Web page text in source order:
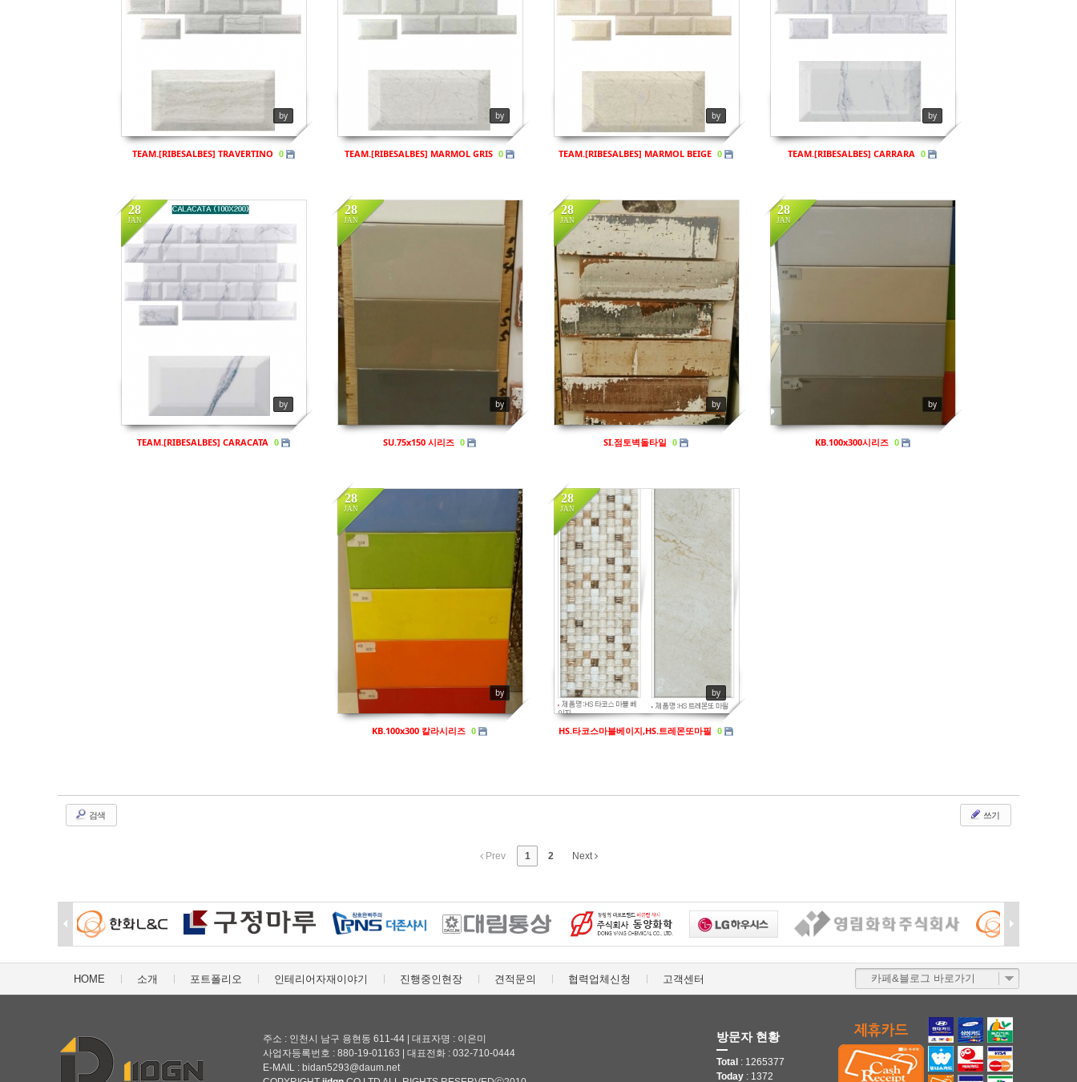
by
TEAM.[RIBESALBES] TRAVERTINO 0
by
TEAM.[RIBESALBES] MARMOL GRIS 0
by
TEAM.[RIBESALBES] MARMOL BEIGE 0
by
TEAM.[RIBESALBES] CARRARA 0
28
JAN
by
TEAM.[RIBESALBES] CARACATA 0
28
JAN
by
SU.75x150 시리즈 0
28
JAN
by
SI.점토벽돌타일 0
28
JAN
by
KB.100x300시리즈 0
28
JAN
by
in
KB.100x300 칼라시리즈 0
28
JAN
by
비규격
Views808
HS.타코스마블베이지,HS.트레몬또마필 0
검색 쓰기
Prev 1 2 Next
HOME 소개 포트폴리오 인테리어자재이야기 진행중인현장 견적문의 협력업체신청 고객센터 카페&블로그 바로가기
주소 : 인천시 남구 용현동 611-44 | 대표자명 : 이은미
사업자등록번호 : 880-19-01163 | 대표전화 : 032-710-0444
E-MAIL : bidan5293@daum.net
방문자 현황
Total : 1265377
Today : 1372